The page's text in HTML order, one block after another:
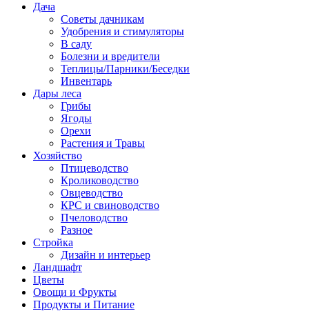
Дача
Советы дачникам
Удобрения и стимуляторы
В саду
Болезни и вредители
Теплицы/Парники/Беседки
Инвентарь
Дары леса
Грибы
Ягоды
Орехи
Растения и Травы
Хозяйство
Птицеводство
Кролиководство
Овцеводство
КРС и свиноводство
Пчеловодство
Разное
Стройка
Дизайн и интерьер
Ландшафт
Цветы
Овощи и Фрукты
Продукты и Питание